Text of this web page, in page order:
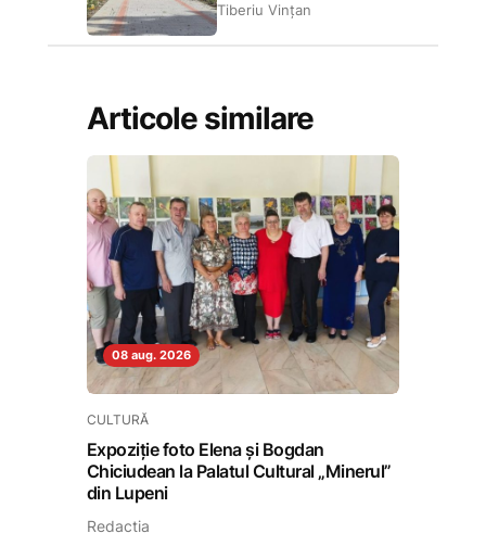
Tiberiu Vințan
Articole similare
08 aug. 2026
CULTURĂ
Expoziție foto Elena și Bogdan
Chiciudean la Palatul Cultural „Minerul”
din Lupeni
Redactia